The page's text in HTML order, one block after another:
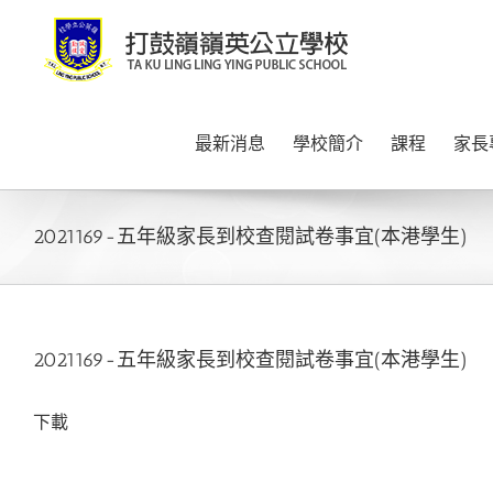
content
最新消息 學校簡介 課程 家
2021169-五年級家長到校查閱試卷事宜(本港學生)
2021169-五年級家長到校查閱試卷事宜(本港學生)
下載